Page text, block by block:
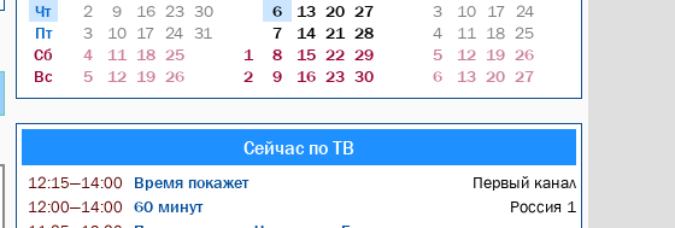
Чт
Пт
Сб
Вс
2
9 16 23 30
3
10 17 24 31
4
11 18 25
5
12 19 26
6
13 20 27
7
14 21
28
1
8 15 22 29
2
9 16 23 30
3
10 17
24
4
11 18 25
5
12 19 26
6
13 20 27
Сейчас по ТВ
12:15—14:00 Время покажет Первый канал
12:00—14:00 60 минут Россия 1